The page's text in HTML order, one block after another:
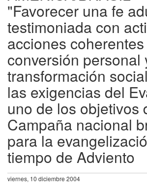
"Favorecer una fe
testimoniada con
acciones
conversión personal
transformación
las exigencias del
uno de los objetivos
Campaña nacional
para la
tiempo de Adviento
viernes, 10 diciembre 2004